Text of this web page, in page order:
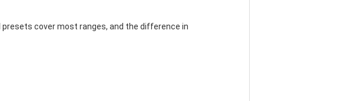
cover most ranges, and the difference in